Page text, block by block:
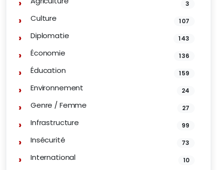
3
Culture 107
Diplomatie 143
Économie 136
Éducation 159
Environnement 24
Genre / Femme 27
Infrastructure 99
Insécurité 73
International 10